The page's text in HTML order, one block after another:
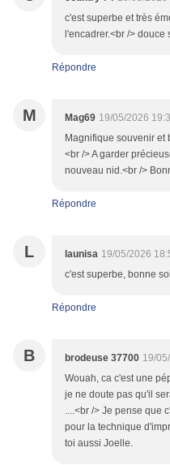
c'est superbe et très
l'encadrer.<br /> douce
Répondre
M Mag69 19/05/2026
Magnifique souvenir et
<br /> A garder
nouveau nid.<br />
Répondre
L launisa 19/05/2026
c'est superbe, bonne
Répondre
B brodeuse 37700 19/
Wouah, ca c'est une
je ne doute pas qu'il
....<br /> Je pense que
pour la technique
toi aussi Joelle.